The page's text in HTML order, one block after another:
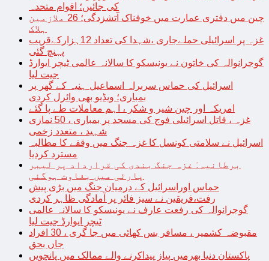
کی جائیں؛ اقوام متحدہ
چین میں دفتری عمارت میں خوفناک آتشزدگی؛ 26 ملازمین
ہلاک
غزہ پر اسرائیلی حملےجاری ،شہدا کی تعداد 12ہزارکےقریب
پہنچ گئی
گوجرانوالہ کی خاتون نے یونیسکو کا سالانہ عالمی ٹیچر ایوارڈ
جیت لیا
اسرائیل کی حماس سربراہ اسماعیل ہنیہ کے گھر پر
بمباری؛ ویڈیو بھی وائرل کردی
امریکہ اور چین شیر و شکر ، اہم معاملات طے پا گئے
غزہ ، قاتل اسرائیلی فوج کی مسجد پر بمباری ، 50 نمازی
شہید ، متعدد زخمی
اسرائیل نے سلامتی کونسل کا غزہ جنگ میں وقفے کا مطالبہ
مسترد کردیا
برطانیہ: غزہ جنگ بندی کی قرارداد پر لیبر
پارٹی میں بغاوت ہوگئی
حماس اوراسرائیل کے درمیان جنگ میں بڑی پیش
رفت،فریقین نے سیز فائر پر آمادگی ظاہر کردی
گوجرانوالہ کی رفعت عارف نے یونیسکو کا سالانہ عالمی
ٹیچر ایوارڈ جیت لیا
مقبوضہ کشمیر ، مسافر بس کھائی میں جا گری ، 30 افراد
جاں بحق
پاکستان دنیا بھرمیں پیاز پیداکرنے والے ممالک میں پانچویں